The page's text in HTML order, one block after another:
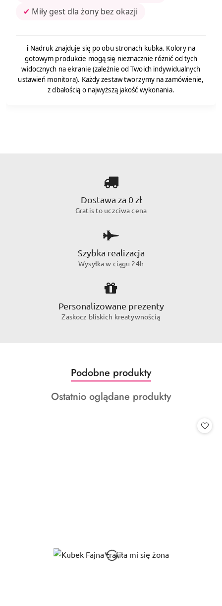
✔ Miły gest dla żony bez okazji
ℹ️ Nadruk znajduje się po obu stronach kubka. Kolory na
gotowym produkcie mogą się nieznacznie różnić od tych
widocznych na ekranie (zależnie od Twoich indywidualnych
ustawień monitora). Każdy zestaw tworzymy na zamówienie,
z dbałością o najwyższą jakość wykonania.
Dostawa za 0 zł
Gratis to uczciwa cena
Szybka realizacja
Wysyłka w ciągu 24h
Personalizowane prezenty
Zaskocz bliskich kreatywnością
Pomiń karuzelę produktów
Produkty
o
statusie:
Podobne produkty
Produkty
Ostatnio oglądane produkty